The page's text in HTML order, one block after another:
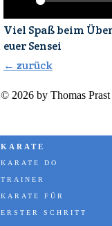
Play
Viel Spaß beim
euer Sensei
← zurück
© 2026 by Thomas Prast
KARATE
KARATE DO
TRAINER
KARATE FÜR
ERSTER SCHRITT